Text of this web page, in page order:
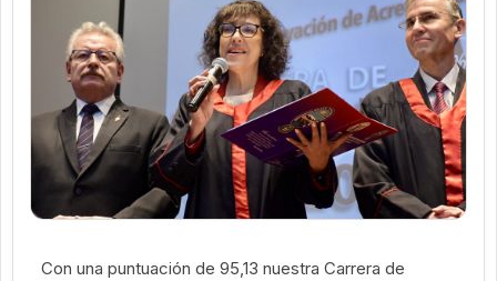
Con una puntuación de 95,13 nuestra Carrera de